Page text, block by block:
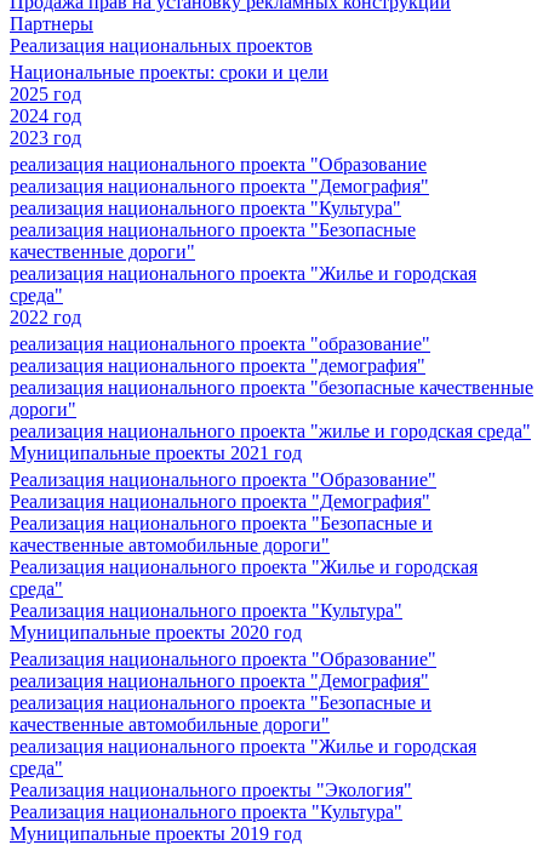
Партнеры
Реализация национальных проектов
Национальные проекты: сроки и цели
2025 год
2024 год
2023 год
реализация национального проекта "Образование
реализация национального проекта "Демография"
реализация национального проекта "Культура"
реализация национального проекта "Безопасные
качественные дороги"
реализация национального проекта "Жилье и городская
среда"
2022 год
реализация национального проекта "образование"
реализация национального проекта "демография"
реализация национального проекта "безопасные качественные
дороги"
реализация национального проекта "жилье и городская среда"
Муниципальные проекты 2021 год
Реализация национального проекта "Образование"
Реализация национального проекта "Демография"
Реализация национального проекта "Безопасные и
качественные автомобильные дороги"
Реализация национального проекта "Жилье и городская
среда"
Реализация национального проекта "Культура"
Муниципальные проекты 2020 год
Реализация национального проекта "Образование"
реализация национального проекта "Демография"
реализация национального проекта "Безопасные и
качественные автомобильные дороги"
реализация национального проекта "Жилье и городская
среда"
Реализация национального проекты "Экология"
Реализация национального проекта "Культура"
Муниципальные проекты 2019 год